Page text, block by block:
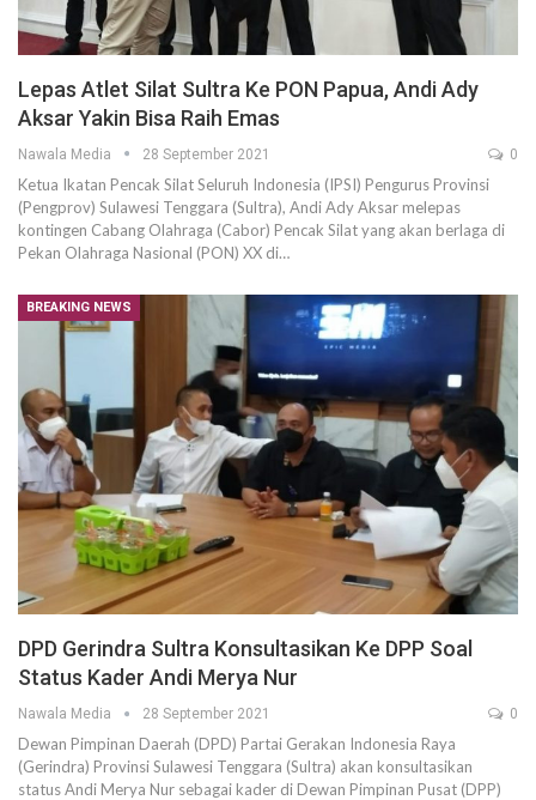
Lepas Atlet Silat Sultra Ke PON Papua, Andi Ady
Aksar Yakin Bisa Raih Emas
Nawala Media 28 September 2021 0
Ketua Ikatan Pencak Silat Seluruh Indonesia (IPSI) Pengurus Provinsi
(Pengprov) Sulawesi Tenggara (Sultra), Andi Ady Aksar melepas
kontingen Cabang Olahraga (Cabor) Pencak Silat yang akan berlaga di
Pekan Olahraga Nasional (PON) XX di…
BREAKING NEWS
DPD Gerindra Sultra Konsultasikan Ke DPP Soal
Status Kader Andi Merya Nur
Nawala Media 28 September 2021 0
Dewan Pimpinan Daerah (DPD) Partai Gerakan Indonesia Raya
(Gerindra) Provinsi Sulawesi Tenggara (Sultra) akan konsultasikan
status Andi Merya Nur sebagai kader di Dewan Pimpinan Pusat (DPP)